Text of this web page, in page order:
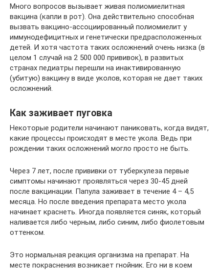
Много вопросов вызывает живая полиомиелитная
вакцина (капли в рот). Она действительно способная
вызвать вакцино-ассоциированный полиомиелит у
иммунодефицитных и генетически предрасположенных
детей. И хотя частота таких осложнений очень низка (в
целом 1 случай на 2 500 000 прививок), в развитых
странах педиатры перешли на инактивированную
(убитую) вакцину в виде уколов, которая не дает таких
осложнений.
Как заживает пуговка
Некоторые родители начинают паниковать, когда видят,
какие процессы происходят в месте укола. Ведь при
рождении таких осложнений могло просто не быть.
Через 7 лет, после прививки от туберкулеза первые
симптомы начинают проявляться через 30-45 дней
после вакцинации. Папула заживает в течение 4 – 4,5
месяца. Но после введения препарата место укола
начинает краснеть. Иногда появляется синяк, который
наливается либо черным, либо синим, либо фиолетовым
оттенком.
Это нормальная реакция организма на препарат. На
месте покраснения возникает гнойник. Его ни в коем